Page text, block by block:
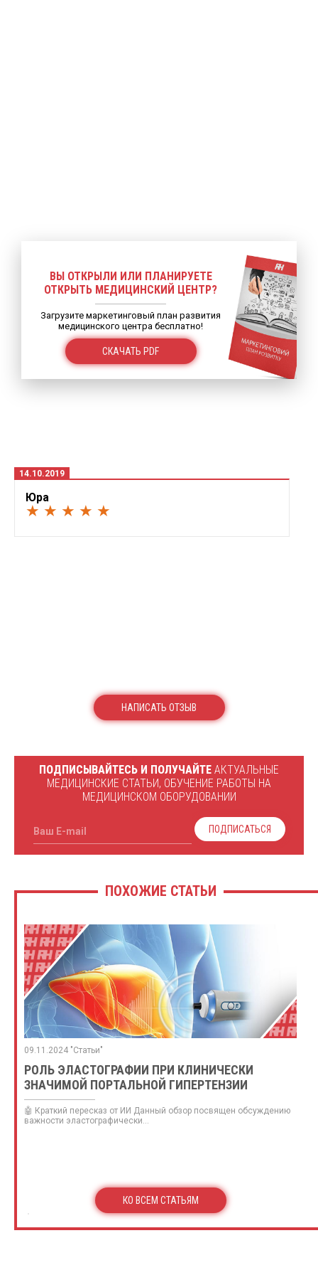
ВЫ ОТКРЫЛИ ИЛИ ПЛАНИРУЕТЕ
ОТКРЫТЬ МЕДИЦИНСКИЙ ЦЕНТР?
Загрузите маркетинговый план развития
медицинского центра бесплатно!
СКАЧАТЬ PDF
14.10.2019
Юра
★ ★ ★ ★ ★
НАПИСАТЬ ОТЗЫВ
ПОДПИСЫВАЙТЕСЬ И ПОЛУЧАЙТЕ АКТУАЛЬНЫЕ
МЕДИЦИНСКИЕ СТАТЬИ, ОБУЧЕНИЕ РАБОТЫ НА
МЕДИЦИНСКОМ ОБОРУДОВАНИИ
Ваш E-mail ПОДПИСАТЬСЯ
ПОХОЖИЕ СТАТЬИ
09.11.2024 "Статьи"
РОЛЬ ЭЛАСТОГРАФИИ ПРИ КЛИНИЧЕСКИ
ЗНАЧИМОЙ ПОРТАЛЬНОЙ ГИПЕРТЕНЗИИ
🤖 Краткий пересказ от ИИ Данный обзор посвящен обсуждению
важности эластографически...
КО ВСЕМ СТАТЬЯМ